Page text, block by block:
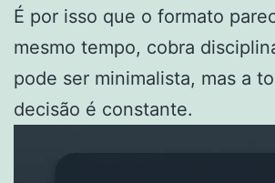
É por isso que o formato
mesmo tempo, cobra
pode ser minimalista, mas a
decisão é constante.